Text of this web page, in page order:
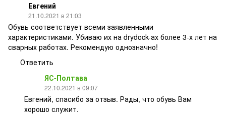
Евгений
21.10.2021 в 21:03
Обувь соответствует всеми заявленными
характеристиками. Убиваю их на drydock-ах более 3-х лет на
сварных работах. Рекомендую однозначно!
Ответить
ЯС-Полтава
22.10.2021 в 09:07
Евгений, спасибо за отзыв. Рады, что обувь Вам
хорошо служит.